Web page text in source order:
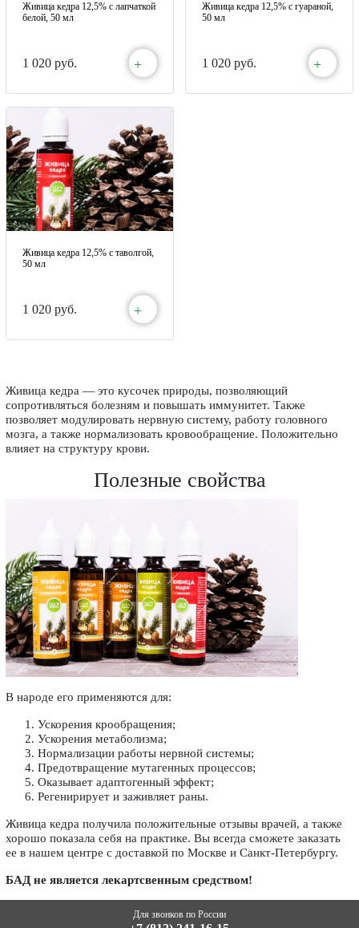
Живица кедра 12,5% с лапчаткой
белой, 50 мл
1 020 руб. +
Живица кедра 12,5% с гуараной,
50 мл
1 020 руб. +
Живица кедра 12,5% с таволгой,
50 мл
1 020 руб. +
Живица кедра — это кусочек природы, позволяющий
сопротивляться болезням и повышать иммунитет. Также
позволяет модулировать нервную систему, работу головного
мозга, а также нормализовать кровообращение. Положительно
влияет на структуру крови.
Полезные свойства
В народе его применяются для:
Ускорения крообращения;
Ускорения метаболизма;
Нормализации работы нервной системы;
Предотвращение мутагенных процессов;
Оказывает адаптогенный эффект;
Регенирирует и заживляет раны.
Живица кедра получила положительные отзывы врачей, а также
хорошо показала себя на практике. Вы всегда сможете заказать
ее в нашем центре с доставкой по Москве и Санкт-Петербургу.
БАД не является лекартсвенным средством!
Для звонков по России